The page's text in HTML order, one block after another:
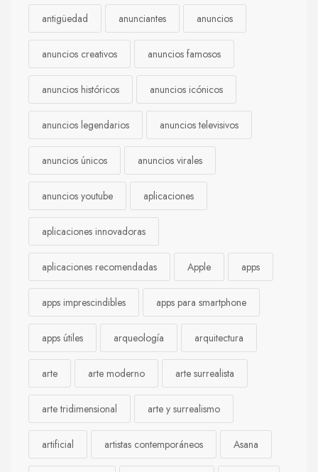
antigüedad anunciantes anuncios
anuncios creativos anuncios famosos
anuncios históricos anuncios icónicos
anuncios legendarios anuncios televisivos
anuncios únicos anuncios virales
anuncios youtube aplicaciones
aplicaciones innovadoras
aplicaciones recomendadas Apple apps
apps imprescindibles apps para smartphone
apps útiles arqueología arquitectura
arte arte moderno arte surrealista
arte tridimensional arte y surrealismo
artificial artistas contemporáneos Asana